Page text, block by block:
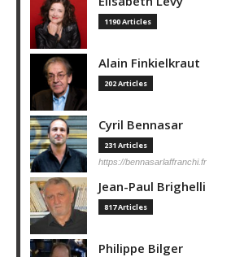
1190 Articles
Alain Finkielkraut
202 Articles
Cyril Bennasar
231 Articles
https://bennasarlaffranchi.fr
Jean-Paul Brighelli
817 Articles
Philippe Bilger